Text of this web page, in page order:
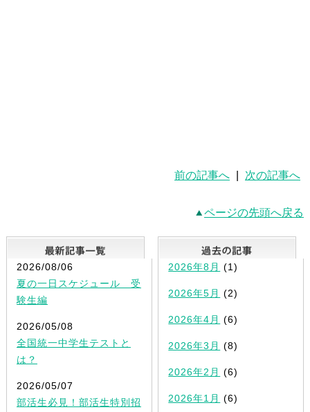
前の記事へ 次の記事へ
ページの先頭へ戻る
最新記事一覧
2026/08/06
夏の一日スケジュール 受
験生編
2026/05/08
全国統一中学生テストと
は？
2026/05/07
部活生必見！部活生特別招
2026年8月 (1)
2026年5月 (2)
2026年4月 (6)
2026年3月 (8)
2026年2月 (6)
2026年1月 (6)